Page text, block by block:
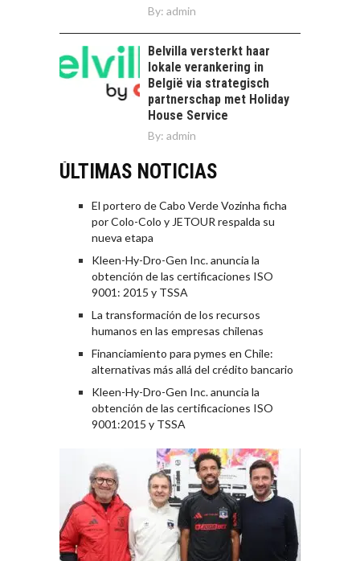
By: admin
Belvilla versterkt haar
lokale verankering in
België via strategisch
partnerschap met Holiday
House Service
By: admin
ÚLTIMAS NOTICIAS
El portero de Cabo Verde Vozinha ficha
por Colo-Colo y JETOUR respalda su
nueva etapa
Kleen-Hy-Dro-Gen Inc. anuncia la
obtención de las certificaciones ISO
9001: 2015 y TSSA
La transformación de los recursos
humanos en las empresas chilenas
Financiamiento para pymes en Chile:
alternativas más allá del crédito bancario
Kleen-Hy-Dro-Gen Inc. anuncia la
obtención de las certificaciones ISO
9001:2015 y TSSA